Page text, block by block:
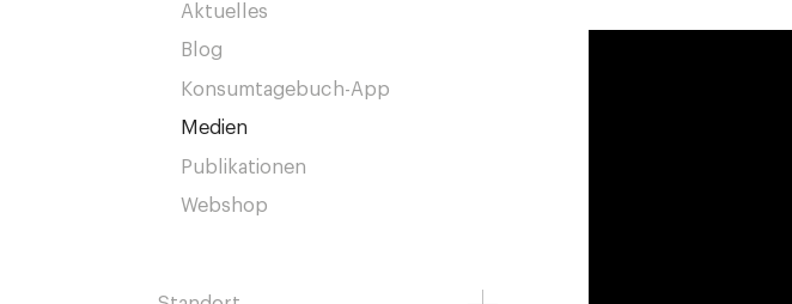
Aktuelles
Blog
Konsumtagebuch-App
Medien
Publikationen
Webshop